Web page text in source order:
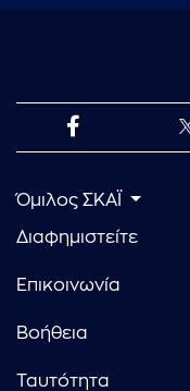
Όμιλος ΣΚΑΪ
Διαφημιστείτε
Επικοινωνία
Βοήθεια
Ταυτότητα